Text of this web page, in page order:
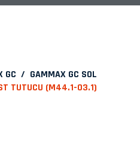
GC / GAMMAX GC SOL
TUTUCU (M44.1-03.1)